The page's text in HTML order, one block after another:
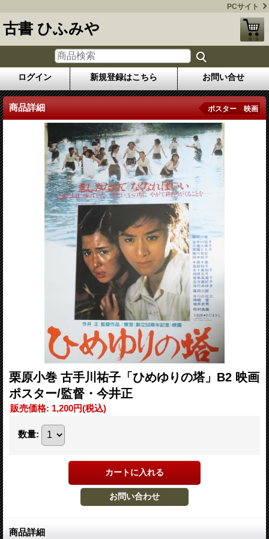
PCサイト
古書 ひふみや
ログイン 新規登録はこちら お問い合せ
商品詳細 ポスター 映画
栗原小巻 古手川祐子「ひめゆりの塔」B2 映画
ポスター/監督・今井正
販売価格: 1,200円(税込)
数量:
商品詳細